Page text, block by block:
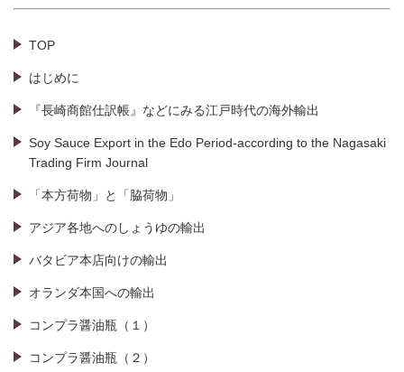
TOP
はじめに
『長崎商館仕訳帳』などにみる江戸時代の海外輸出
Soy Sauce Export in the Edo Period-according to the Nagasaki
Trading Firm Journal
「本方荷物」と「脇荷物」
アジア各地へのしょうゆの輸出
バタビア本店向けの輸出
オランダ本国への輸出
コンプラ醤油瓶（１）
コンプラ醤油瓶（２）